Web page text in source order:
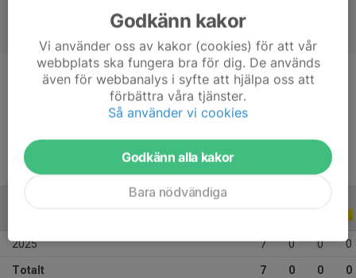
Position
-
15 år
2025 7 0 0 0
Totalt 7 0 0 0
Godkänn kakor
Vi använder oss av kakor (cookies) för att vår
webbplats ska fungera bra för dig. De används
även för webbanalys i syfte att hjälpa oss att
förbättra våra tjänster.
Så använder vi cookies
Godkänn alla kakor
Bara nödvändiga